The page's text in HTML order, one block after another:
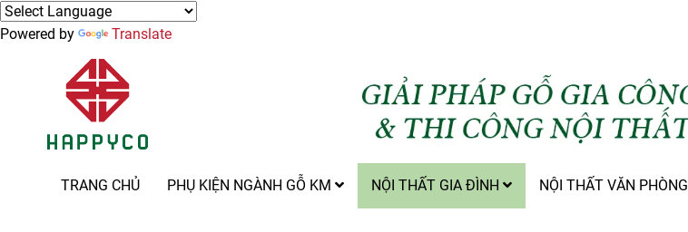
Powered by Translate
TRANG CHỦ PHỤ KIỆN NGÀNH GỖ KM NỘI THẤT GIA ĐÌNH NỘI THẤT VĂN PHÒNG